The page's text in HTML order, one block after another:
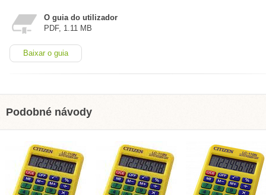
O guia do utilizador
PDF, 1.11 MB
Baixar o guia
Podobné návody